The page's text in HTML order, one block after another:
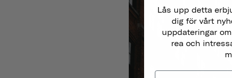
Lås upp detta
dig för vårt
uppdateringar
rea och